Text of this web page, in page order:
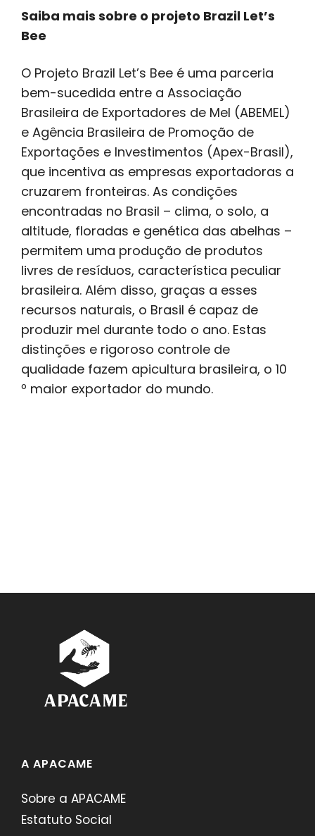
Saiba mais sobre o projeto Brazil Let’s
Bee
O Projeto Brazil Let’s Bee é uma parceria
bem-sucedida entre a Associação
Brasileira de Exportadores de Mel (ABEMEL)
e Agência Brasileira de Promoção de
Exportações e Investimentos (Apex-Brasil),
que incentiva as empresas exportadoras a
cruzarem fronteiras. As condições
encontradas no Brasil – clima, o solo, a
altitude, floradas e genética das abelhas –
permitem uma produção de produtos
livres de resíduos, característica peculiar
brasileira. Além disso, graças a esses
recursos naturais, o Brasil é capaz de
produzir mel durante todo o ano. Estas
distinções e rigoroso controle de
qualidade fazem apicultura brasileira, o 10
º maior exportador do mundo.
A APACAME
Sobre a APACAME
Estatuto Social